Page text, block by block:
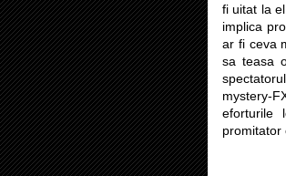
fi uitat la
implica
ar fi ceva
sa teasa
mystery-
eforturile
promitator